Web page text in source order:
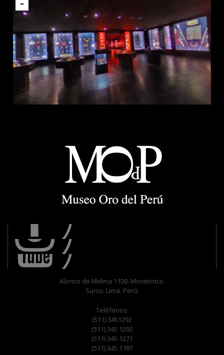
Alonso de Molina 1100. Monterrico.
Surco. Lima. Perú.
Teléfonos:
(511) 3451292
(511) 345 1292
(511) 345 1271
(511) 345 1787